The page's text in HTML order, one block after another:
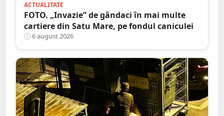
ACTUALITATE
FOTO. „Invazie” de gândaci în mai multe
cartiere din Satu Mare, pe fondul caniculei
6 august 2026